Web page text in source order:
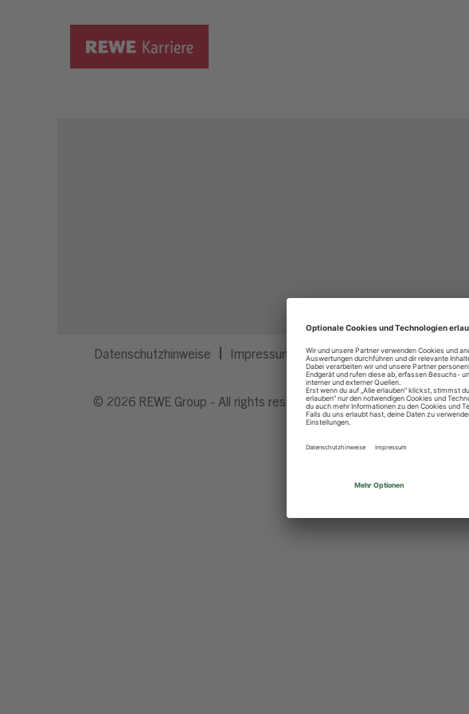
Datenschutzhinweise Impressum Privatsphäre-Einstellungen
© 2026 REWE Group - All rights reserved